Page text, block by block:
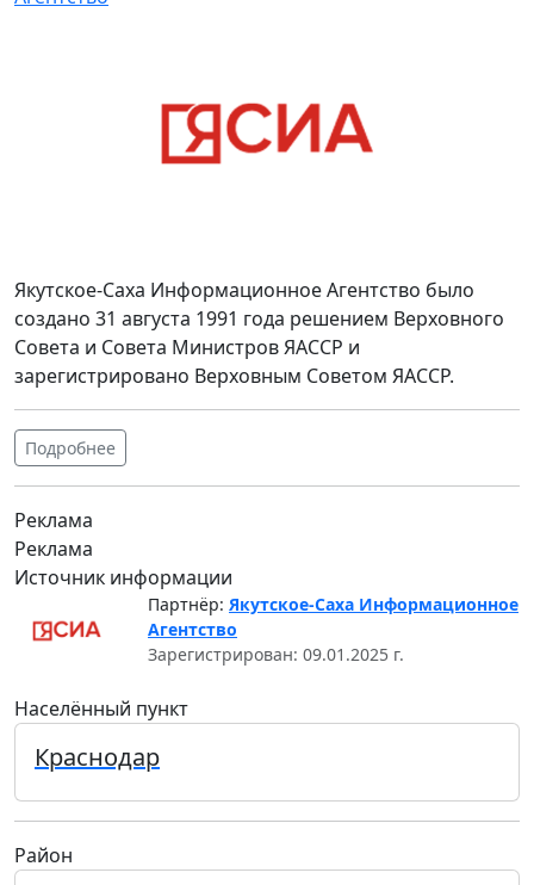
Якутское-Саха Информационное Агентство было
создано 31 августа 1991 года решением Верховного
Совета и Совета Министров ЯАССР и
зарегистрировано Верховным Советом ЯАССР.
Подробнее
Реклама
Реклама
Источник информации
Партнёр: Якутское-Саха Информационное
Агентство
Зарегистрирован: 09.01.2025 г.
Населённый пункт
Краснодар
Район